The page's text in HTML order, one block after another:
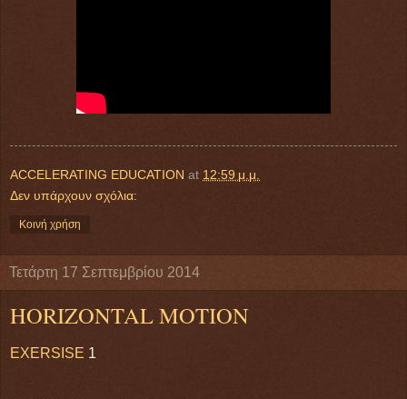
ACCELERATING EDUCATION at 12:59 μ.μ.
Δεν υπάρχουν σχόλια:
Κοινή χρήση
Τετάρτη 17 Σεπτεμβρίου 2014
HORIZONTAL MOTION
EXERSISE 1